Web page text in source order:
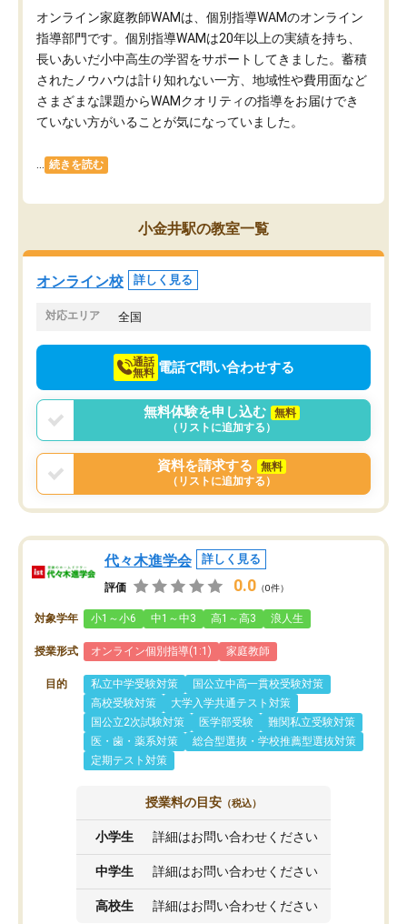
オンライン家庭教師WAMは、個別指導WAMのオンライン
指導部門です。個別指導WAMは20年以上の実績を持ち、
長いあいだ小中高生の学習をサポートしてきました。蓄積
されたノウハウは計り知れない一方、地域性や費用面など
さまざまな課題からWAMクオリティの指導をお届けでき
ていない方がいることが気になっていました。
続きを読む
小金井駅の教室一覧
オンライン校 詳しく見る
対応エリア 全国
通話
無料 電話で問い合わせする
無料体験を申し込む
無料
（リストに追加する）
資料を請求する
無料
（リストに追加する）
代々木進学会 詳しく見る
評価 0.0 （0件）
対象学年 小1～小6 中1～中3 高1～高3 浪人生
授業形式 オンライン個別指導(1:1) 家庭教師
目的 私立中学受験対策
国公立中高一貫校受験対策
高校受験対策
大学入学共通テスト対策
国公立2次試験対策
医学部受験
難関私立受験対策
医・歯・薬系対策
総合型選抜・学校推薦型選抜対策
定期テスト対策
授業料の目安 （税込）
小学生 詳細はお問い合わせください
中学生 詳細はお問い合わせください
高校生 詳細はお問い合わせください